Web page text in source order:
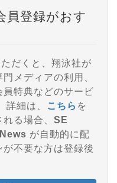
員登録がおす
だくと、翔泳社が
メディアの利用、
特典などのサービ
スを受けることができます。 詳細は、
こちら を
る場合、 SE
が自動的に配
不要な方は登録後